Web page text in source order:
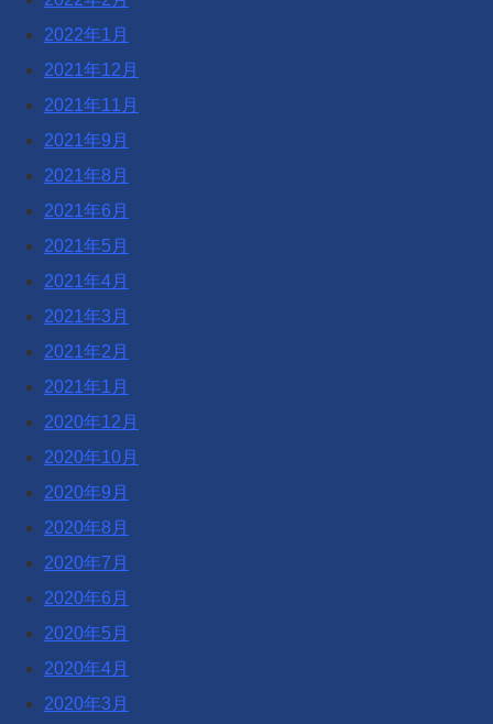
2022年1月
2021年12月
2021年11月
2021年9月
2021年8月
2021年6月
2021年5月
2021年4月
2021年3月
2021年2月
2021年1月
2020年12月
2020年10月
2020年9月
2020年8月
2020年7月
2020年6月
2020年5月
2020年4月
2020年3月